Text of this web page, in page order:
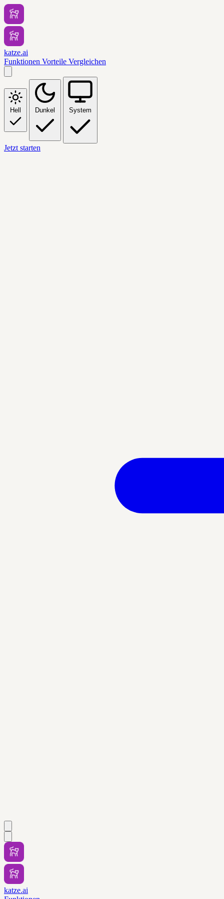
katze.ai
Funktionen Vorteile Vergleichen
Hell Dunkel System
Jetzt starten
katze.ai